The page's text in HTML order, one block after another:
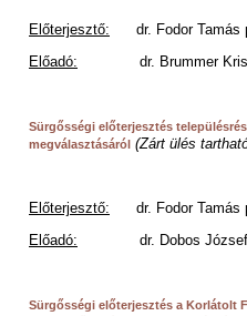
Előterjesztő: dr. Fodor Tamás
Előadó: dr. Brummer
Sürgősségi előterjesztés
megválasztásáról (Zárt ülés
Előterjesztő: dr. Fodor Tamás
Előadó: dr. Dobos József
Sürgősségi előterjesztés a Korlátolt